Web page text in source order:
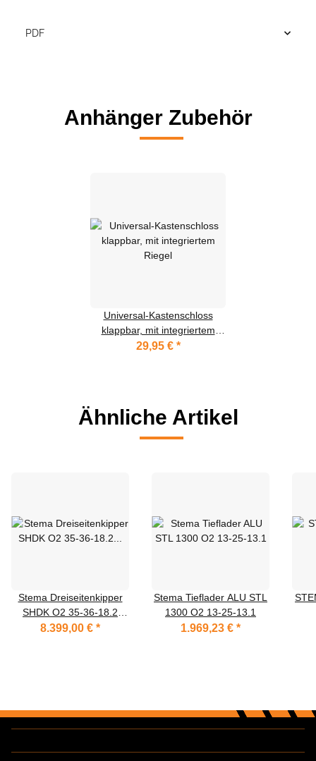
PDF
Anhänger Zubehör
Universal-Kastenschloss
klappbar, mit integriertem
Riegel
29,95 € *
Ähnliche Artikel
Stema Dreiseitenkipper
SHDK O2 35-36-18.2
Zink-Bordwände
8.399,00 € *
Stema Tieflader ALU STL
1300 O2 13-25-13.1
1.969,23 € *